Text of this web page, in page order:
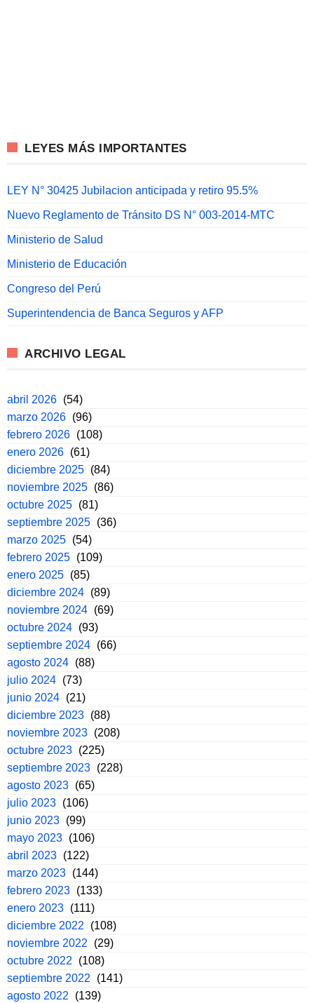
LEYES MÁS IMPORTANTES
LEY N° 30425 Jubilacion anticipada y retiro 95.5%
Nuevo Reglamento de Tránsito DS N° 003-2014-MTC
Ministerio de Salud
Ministerio de Educación
Congreso del Perú
Superintendencia de Banca Seguros y AFP
ARCHIVO LEGAL
abril 2026 (54)
marzo 2026 (96)
febrero 2026 (108)
enero 2026 (61)
diciembre 2025 (84)
noviembre 2025 (86)
octubre 2025 (81)
septiembre 2025 (36)
marzo 2025 (54)
febrero 2025 (109)
enero 2025 (85)
diciembre 2024 (89)
noviembre 2024 (69)
octubre 2024 (93)
septiembre 2024 (66)
agosto 2024 (88)
julio 2024 (73)
junio 2024 (21)
diciembre 2023 (88)
noviembre 2023 (208)
octubre 2023 (225)
septiembre 2023 (228)
agosto 2023 (65)
julio 2023 (106)
junio 2023 (99)
mayo 2023 (106)
abril 2023 (122)
marzo 2023 (144)
febrero 2023 (133)
enero 2023 (111)
diciembre 2022
(108)
noviembre 2022
(29)
octubre 2022
(108)
septiembre 2022
(141)
agosto 2022
(139)